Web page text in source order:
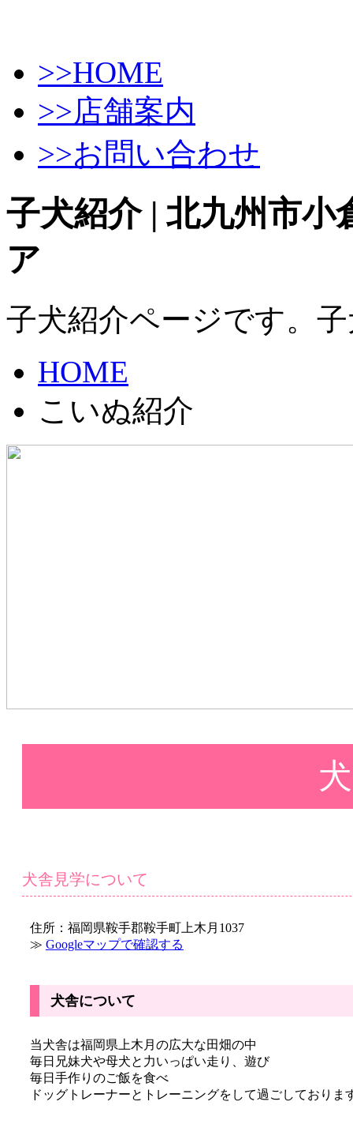
>>HOME
>>店舗案内
>>お問い合わせ
子犬紹介 | 北九州市
ア
子犬紹介ページです。
HOME
こいぬ紹介
犬舎見学について
住所：福岡県鞍手郡鞍手町上木月1037
≫ Googleマップで確認する
犬舎について
当犬舎は福岡県上木月の広大な田畑の中
毎日兄妹犬や母犬と力いっぱい走り、遊び
毎日手作りのご飯を食べ
ドッグトレーナーとトレーニングをして過ごしておりま